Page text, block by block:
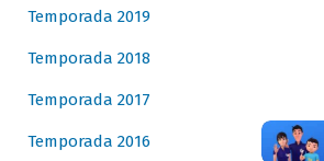
Temporada 2019
Temporada 2018
Temporada 2017
Temporada 2016